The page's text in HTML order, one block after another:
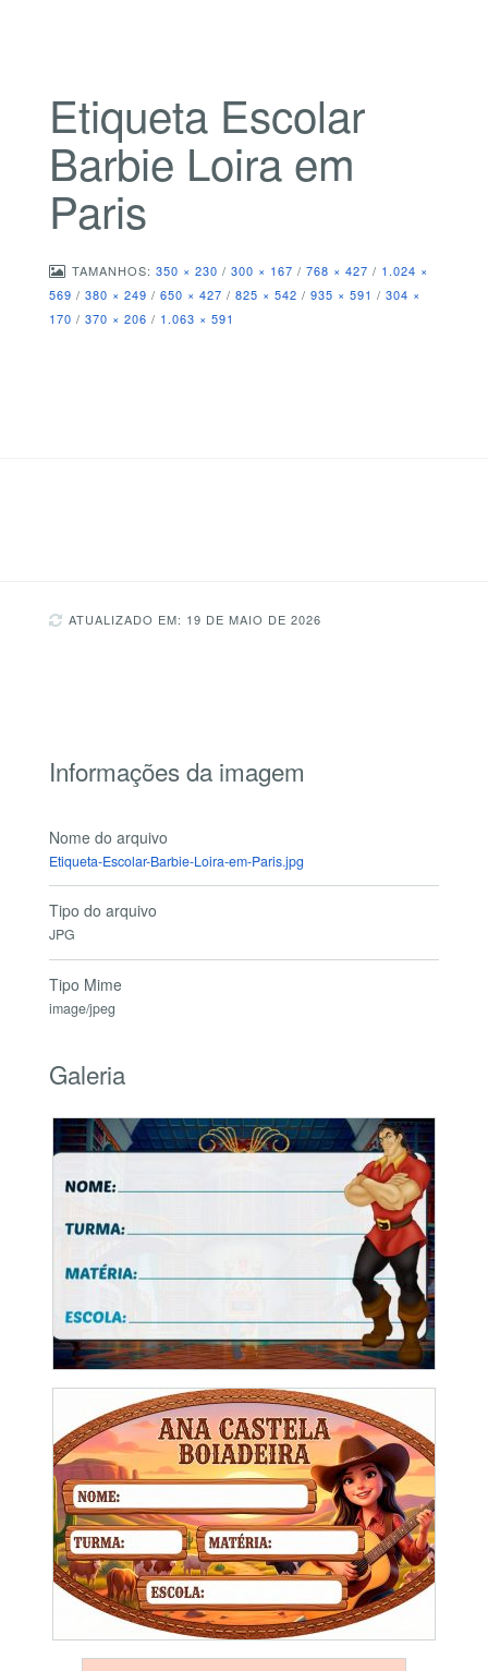
Etiqueta Escolar
Barbie Loira em
Paris
TAMANHOS: 350 × 230 / 300 × 167 / 768 × 427 / 1.024 ×
569 / 380 × 249 / 650 × 427 / 825 × 542 / 935 × 591 / 304 ×
170 / 370 × 206 / 1.063 × 591
ATUALIZADO EM: 19 DE MAIO DE 2026
Informações da imagem
Nome do arquivo
Etiqueta-Escolar-Barbie-Loira-em-Paris.jpg
Tipo do arquivo
JPG
Tipo Mime
image/jpeg
Galeria